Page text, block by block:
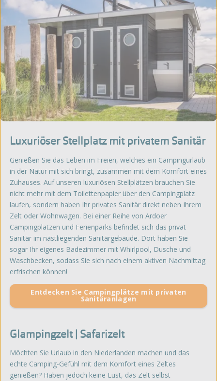
Luxuriöser Stellplatz mit privatem Sanitär
Genießen Sie das Leben im Freien, welches ein Campingurlaub
in der Natur mit sich bringt, zusammen mit dem Komfort eines
Zuhauses. Auf unseren luxuriösen Stellplätzen brauchen Sie
nicht mehr mit dem Toilettenpapier über den Campingplatz
laufen, sondern haben Ihr privates Sanitär direkt neben Ihrem
Zelt oder Wohnwagen. Bei einer Reihe von Ardoer
Campingplätzen und Ferienparks befindet sich das privat
Sanitär im nästliegenden Sanitärgebäude. Dort haben Sie
sogar Ihr eigenes Badezimmer mit Whirlpool, Dusche und
Waschbecken, sodass Sie sich nach einem aktiven Nachmittag
erfrischen können!
Entdecken Sie Campingplätze mit privaten
Sanitäranlagen
Glampingzelt | Safarizelt
Möchten Sie Urlaub in den Niederlanden machen und das
echte Camping-Gefühl mit dem Komfort eines Zeltes
genießen? Haben jedoch keine Lust, das Zelt selbst